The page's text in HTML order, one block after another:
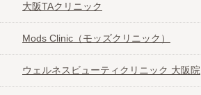
大阪TAクリニック
Mods Clinic（モッズクリニック）
ウェルネスビューティクリニック 大阪院